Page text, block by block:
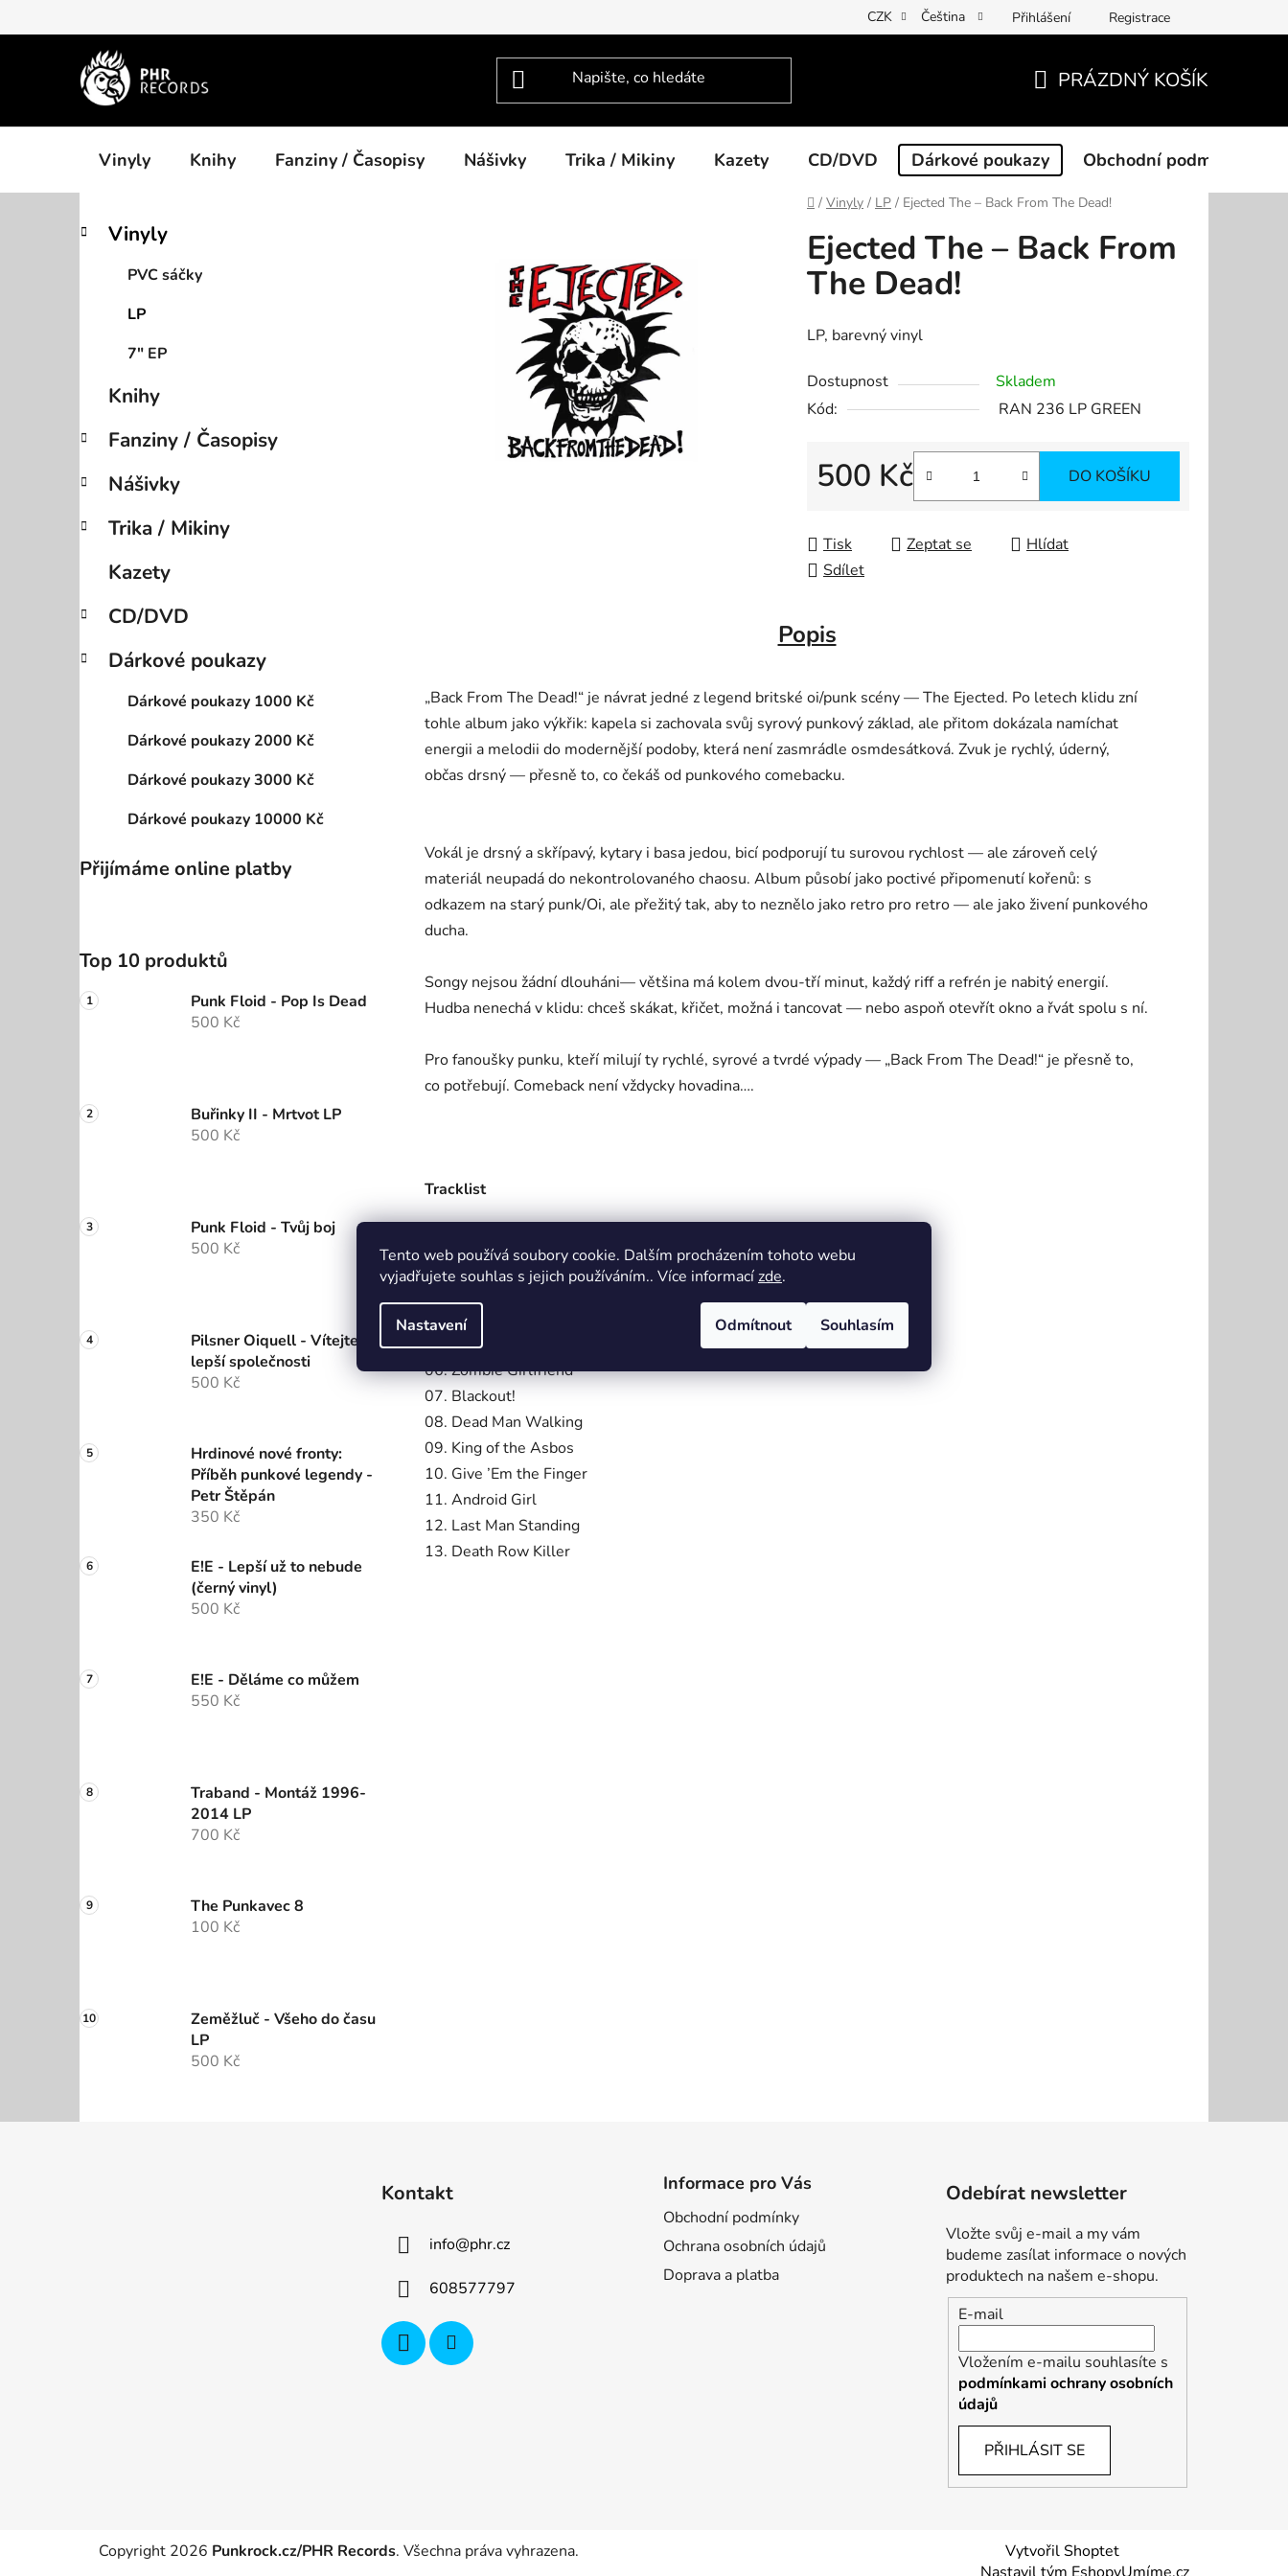
Tento web používá soubory cookie. Dalším procházením tohoto webu
vyjadřujete souhlas s jejich používáním.. Více informacízde.
Nastavení Odmítnout Souhlasím
na
CZK Čeština Přihlášení Registrace
KOŠÍK
PRÁZDNÝ KOŠÍK
Vinyly Knihy Fanziny / Časopisy Nášivky Trika / Mikiny Kazety CD/DVD Dárkové poukazy Obchodní podmínky
Domů
/ Vinyly / LP / Ejected The – Back From The Dead!
P
p
a
n
e
Přeskočit
kategorie
K
a
Vinyly
PVC sáčky
LP
7" EP
Knihy
Fanziny / Časopisy
Nášivky
Trika / Mikiny
Kazety
CD/DVD
Dárkové poukazy
Dárkové poukazy 1000 Kč
Dárkové poukazy 2000 Kč
Dárkové poukazy 3000 Kč
Dárkové poukazy 10000 Kč
Přijímáme online platby
Top 10 produktů
Punk Floid - Pop Is Dead
500 Kč
Buřinky II - Mrtvot LP
500 Kč
Punk Floid - Tvůj boj
500 Kč
Pilsner Oiquell - Vítejte do
lepší společnosti
500 Kč
Hrdinové nové fronty:
Příběh punkové legendy -
Petr Štěpán
350 Kč
E!E - Lepší už to nebude
(černý vinyl)
500 Kč
E!E - Děláme co můžem
550 Kč
Traband - Montáž 1996-
2014 LP
700 Kč
The Punkavec 8
100 Kč
Zeměžluč - Všeho do času
LP
500 Kč
Ejected The – Back From
The Dead!
LP, barevný vinyl
Dostupnost
Skladem
Kód:
RAN 236 LP GREEN
500 Kč DO KOŠÍKU
Tisk Zeptat se
Hlídat
Sdílet
Popis
„Back From The Dead!“ je návrat jedné z legend britské oi/punk scény — The Ejected. Po letech klidu zní
tohle album jako výkřik: kapela si zachovala svůj syrový punkový základ, ale přitom dokázala namíchat
energii a melodii do modernější podoby, která není zasmrádle osmdesátková. Zvuk je rychlý, úderný,
občas drsný — přesně to, co čekáš od punkového comebacku.
Vokál je drsný a skřípavý, kytary i basa jedou, bicí podporují tu surovou rychlost — ale zároveň celý
materiál neupadá do nekontrolovaného chaosu. Album působí jako poctivé připomenutí kořenů: s
odkazem na starý punk/Oi, ale přežitý tak, aby to neznělo jako retro pro retro — ale jako živení punkového
ducha.
Songy nejsou žádní dlouháni— většina má kolem dvou-tří minut, každý riff a refrén je nabitý energií.
Hudba nenechá v klidu: chceš skákat, křičet, možná i tancovat — nebo aspoň otevřít okno a řvát spolu s ní.
Pro fanoušky punku, kteří milují ty rychlé, syrové a tvrdé výpady — „Back From The Dead!“ je přesně to,
co potřebují. Comeback není vždycky hovadina….
Tracklist
02. Gonna Make a Noise (Before I Die)
04. Attack, Attack, Attack
05. M.I.A. (Missing in Action)
06. Zombie Girlfriend
07. Blackout!
08. Dead Man Walking
09. King of the Asbos
10. Give ’Em the Finger
11. Android Girl
12. Last Man Standing
13. Death Row Killer
Kontakt
info@phr.cz
608577797
Informace pro Vás
Obchodní podmínky
Ochrana osobních údajů
Doprava a platba
Odebírat newsletter
Vložte svůj e-mail a my vám
budeme zasílat informace o nových
produktech na našem e-shopu.
E-mail
Vložením e-mailu souhlasíte s
podmínkami ochrany osobních
údajů
PŘIHLÁSIT SE
Vytvořil Shoptet
Copyright 2026 Punkrock.cz/PHR Records. Všechna práva vyhrazena.